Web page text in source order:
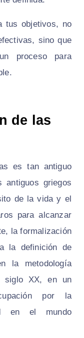
tus objetivos, no
sino que
proceso para
de las
es tan antiguo
antiguos griegos
de la vida y el
para alcanzar
la formalización
la definición de
la metodología
siglo XX, en un
por la
en el mundo